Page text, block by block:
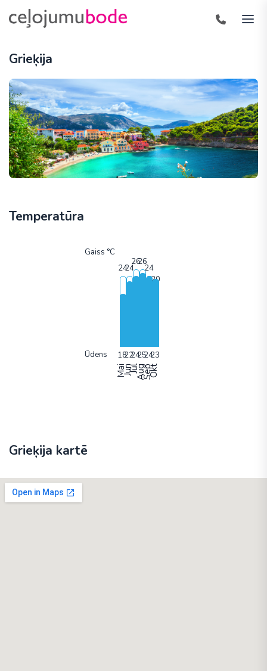
Grieķija
Temperatūra
Gaiss °C
Ūdens
MaiJunJūlAugSepOkt
Grieķija kartē